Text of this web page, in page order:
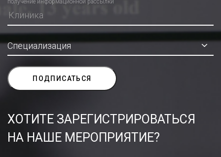
получение информационной рассылки
ХОТИТЕ ЗАРЕГИСТРИРОВАТЬСЯ
НА НАШЕ МЕРОПРИЯТИЕ?